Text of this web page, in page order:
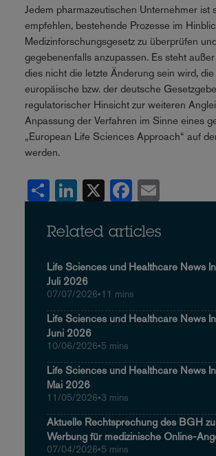
Jedem pharmazeutischen Unternehmer ist
empfehlen, bestehende Prozesse im
Medizinforschungsgesetz zu überprüfen
gegebenenfalls anzupassen. Es steht
dies nicht die letzte Änderung sein wird,
europäische bzw. der deutsche
regulatorischer Hinsicht zur weiteren
Anpassung der Verfahren im Sinne eines
„European Life Sciences Approach“ auf
werden.
Share LinkedIn Facebook
Related articles
Life Sciences und Healthcare News
Juli 2026
07/07/2026•11 mins
Life Sciences und Healthcare News
Juni 2026
10/06/2026•5 mins
Life Sciences und Healthcare News
Mai 2026
11/05/2026•3 mins
Aktuelle Rechtsprechung des BGH
Werbung für medizinische Online-
07/04/2026•5 mins